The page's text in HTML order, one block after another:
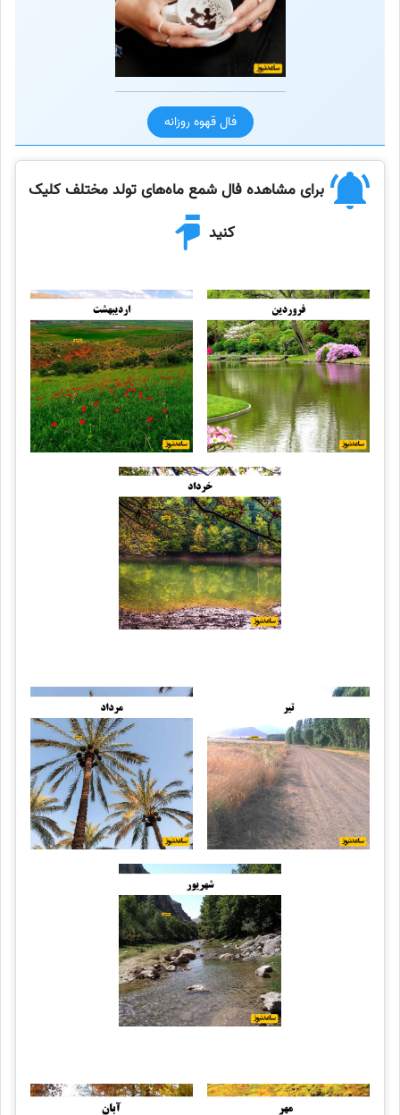
فال قهوه روزانه
برای مشاهده فال شمع ماه‌های تولد مختلف کلیک
کنید